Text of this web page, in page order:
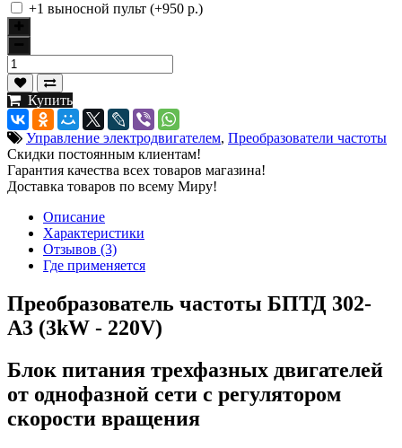
+1 выносной пульт (+950 р.)
Купить
Управление электродвигателем, Преобразователи частоты
Скидки постоянным клиентам!
Гарантия качества всех товаров магазина!
Доставка товаров по всему Миру!
Описание
Характеристики
Отзывов (3)
Где применяется
Преобразователь частоты БПТД 302-
А3 (3kW - 220V)
Блок питания трехфазных двигателей
от однофазной сети с регулятором
скорости вращения